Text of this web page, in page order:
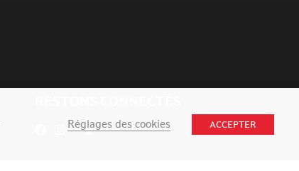
Réglages des cookies ACCEPTER